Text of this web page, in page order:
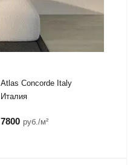
Atlas Concorde Italy
Италия
7800 руб./м²